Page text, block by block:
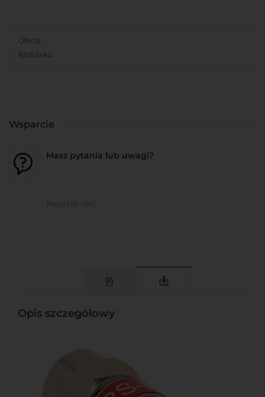
Oferta:
Biblioteka:
Wsparcie
Masz pytania lub uwagi?
Opis szczegółowy